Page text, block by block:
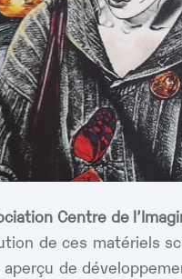
Centre de
de ces matériels
de